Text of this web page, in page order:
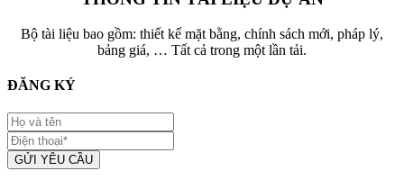
Bộ tài liệu bao gồm: thiết kế mặt bằng, chính sách mới, pháp lý,
bảng giá, … Tất cả trong một lần tải.
ĐĂNG KÝ
GỬI YÊU CẦU